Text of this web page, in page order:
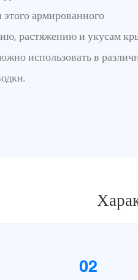
армированного
растяжению и укусам
использовать в
02